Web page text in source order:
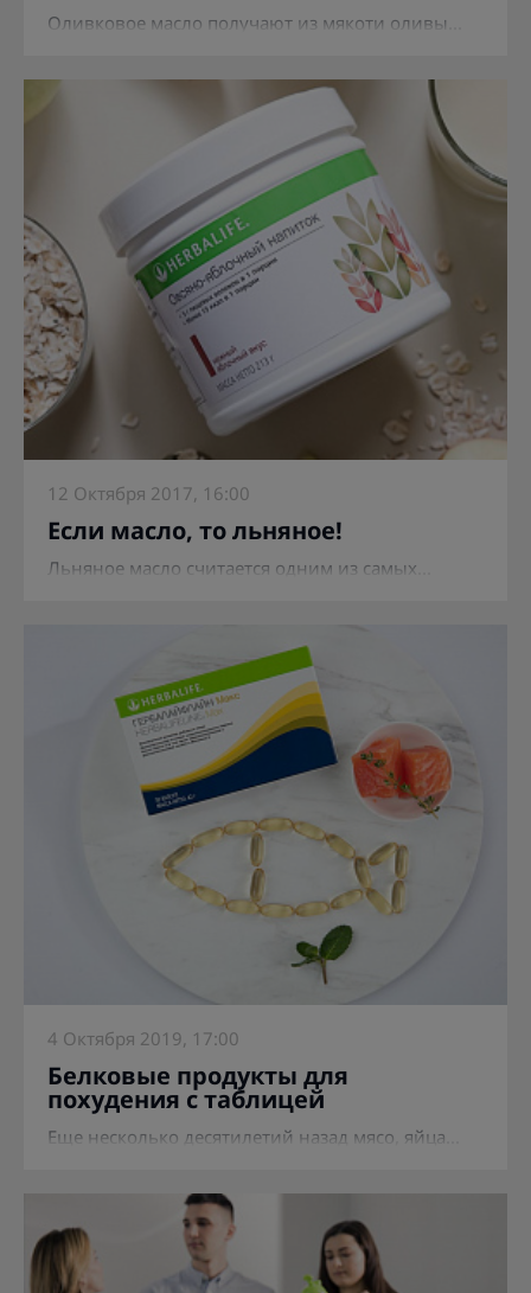
Оливковое масло получают из мякоти оливы...
12 Октября 2017, 16:00
Если масло, то льняное!
Льняное масло считается одним из самых...
4 Октября 2019, 17:00
Белковые продукты для
похудения с таблицей
Еще несколько десятилетий назад мясо, яйца...